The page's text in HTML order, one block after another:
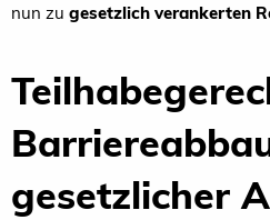
nun zu gesetzlich verankerten
gesetzlicher